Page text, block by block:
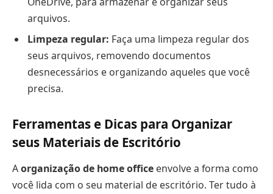
arquivos.
Limpeza regular: Faça uma limpeza regular dos
seus arquivos, removendo documentos
desnecessários e organizando aqueles que você
precisa.
Ferramentas e Dicas para Organizar
seus Materiais de Escritório
Aorganização de home office envolve a forma como
você lida com o seu material de escritório. Ter tudo à